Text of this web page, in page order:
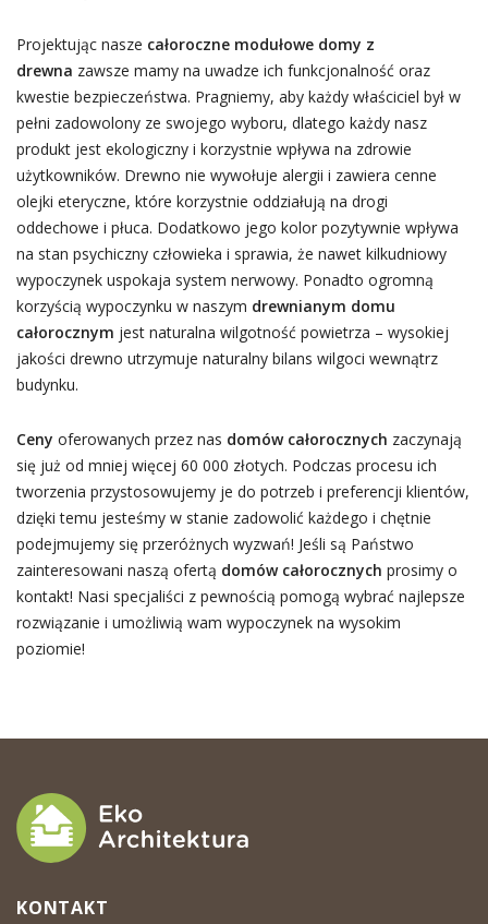
Projektując nasze całoroczne modułowe domy z
drewna zawsze mamy na uwadze ich funkcjonalność oraz
kwestie bezpieczeństwa. Pragniemy, aby każdy właściciel był w
pełni zadowolony ze swojego wyboru, dlatego każdy nasz
produkt jest ekologiczny i korzystnie wpływa na zdrowie
użytkowników. Drewno nie wywołuje alergii i zawiera cenne
olejki eteryczne, które korzystnie oddziałują na drogi
oddechowe i płuca. Dodatkowo jego kolor pozytywnie wpływa
na stan psychiczny człowieka i sprawia, że nawet kilkudniowy
wypoczynek uspokaja system nerwowy. Ponadto ogromną
korzyścią wypoczynku w naszym drewnianym domu
całorocznym jest naturalna wilgotność powietrza – wysokiej
jakości drewno utrzymuje naturalny bilans wilgoci wewnątrz
budynku.
Ceny oferowanych przez nas domów całorocznych zaczynają
się już od mniej więcej 60 000 złotych. Podczas procesu ich
tworzenia przystosowujemy je do potrzeb i preferencji klientów,
dzięki temu jesteśmy w stanie zadowolić każdego i chętnie
podejmujemy się przeróżnych wyzwań! Jeśli są Państwo
zainteresowani naszą ofertą domów całorocznych prosimy o
kontakt! Nasi specjaliści z pewnością pomogą wybrać najlepsze
rozwiązanie i umożliwią wam wypoczynek na wysokim
poziomie!
KONTAKT